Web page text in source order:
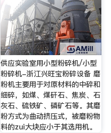
供应实验室用小型粉碎机/小型
粉碎机-浙江兴旺宝粉碎设备 磨
粉机主要用于对原材料的中碎和
细碎，如煤、煤矸石、焦炭、石
灰石、硫铁矿、磷矿石等。其磨
粉方式为曲动挤压式，被磨粉物
料的zui大块应小于其选用机。